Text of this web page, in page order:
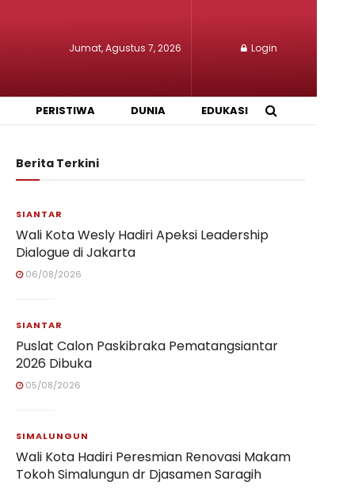
Jumat, Agustus 7, 2026 Login
PERISTIWA DUNIA EDUKASI
Berita Terkini
SIANTAR
Wali Kota Wesly Hadiri Apeksi Leadership
Dialogue di Jakarta
06/08/2026
SIANTAR
Puslat Calon Paskibraka Pematangsiantar
2026 Dibuka
05/08/2026
SIMALUNGUN
Wali Kota Hadiri Peresmian Renovasi Makam
Tokoh Simalungun dr Djasamen Saragih